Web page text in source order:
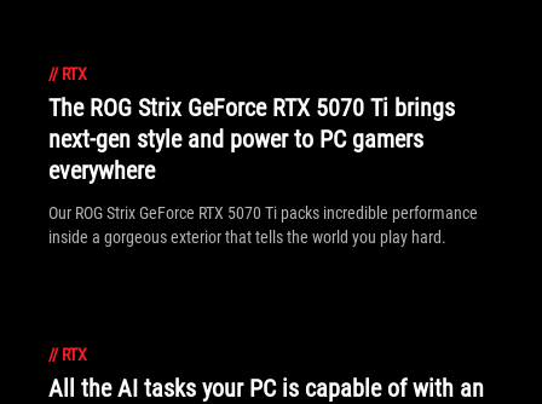
// RTX
The ROG Strix GeForce RTX 5070 Ti brings
next-gen style and power to PC gamers
everywhere
Our ROG Strix GeForce RTX 5070 Ti packs incredible performance
inside a gorgeous exterior that tells the world you play hard.
// RTX
All the AI tasks your PC is capable of with an